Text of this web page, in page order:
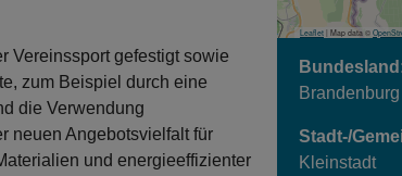
Vereinssport gefestigt sowie
zum Beispiel durch eine
die Verwendung
neuen Angebotsvielfalt für
und energieeffizienter
Leaflet | Map data ©
Brandenburg
Stadt-/
Kleinstadt